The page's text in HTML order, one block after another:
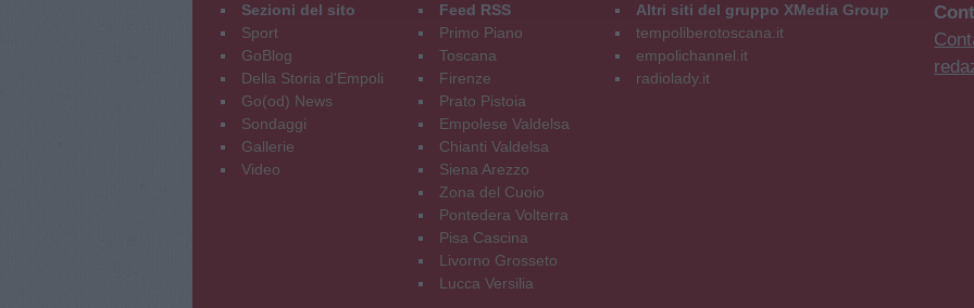
Sezioni del sito
Sport
GoBlog
Della Storia d'Empoli
Go(od) News
Sondaggi
Gallerie
Video
Feed RSS
Primo Piano
Toscana
Firenze
Prato Pistoia
Empolese Valdelsa
Chianti Valdelsa
Siena Arezzo
Zona del Cuoio
Pontedera Volterra
Pisa Cascina
Livorno Grosseto
Lucca Versilia
Altri siti del gruppo XMedia Group
tempoliberotoscana.it
empolichannel.it
radiolady.it